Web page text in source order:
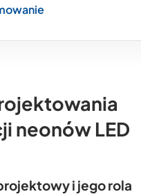
neonów LED
i jego rola